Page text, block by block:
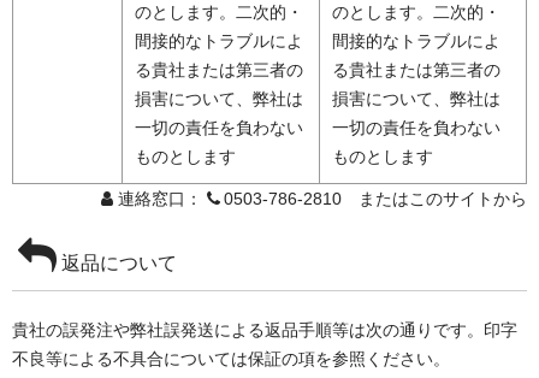
のとします。二次的・
間接的なトラブルによ
る貴社または第三者の
損害について、弊社は
一切の責任を負わない
ものとします
のとします。二次的・
間接的なトラブルによ
る貴社または第三者の
損害について、弊社は
一切の責任を負わない
ものとします
連絡窓口： 0503-786-2810 またはこのサイトから
返品について
貴社の誤発注や弊社誤発送による返品手順等は次の通りです。印字
不良等による不具合については保証の項を参照ください。